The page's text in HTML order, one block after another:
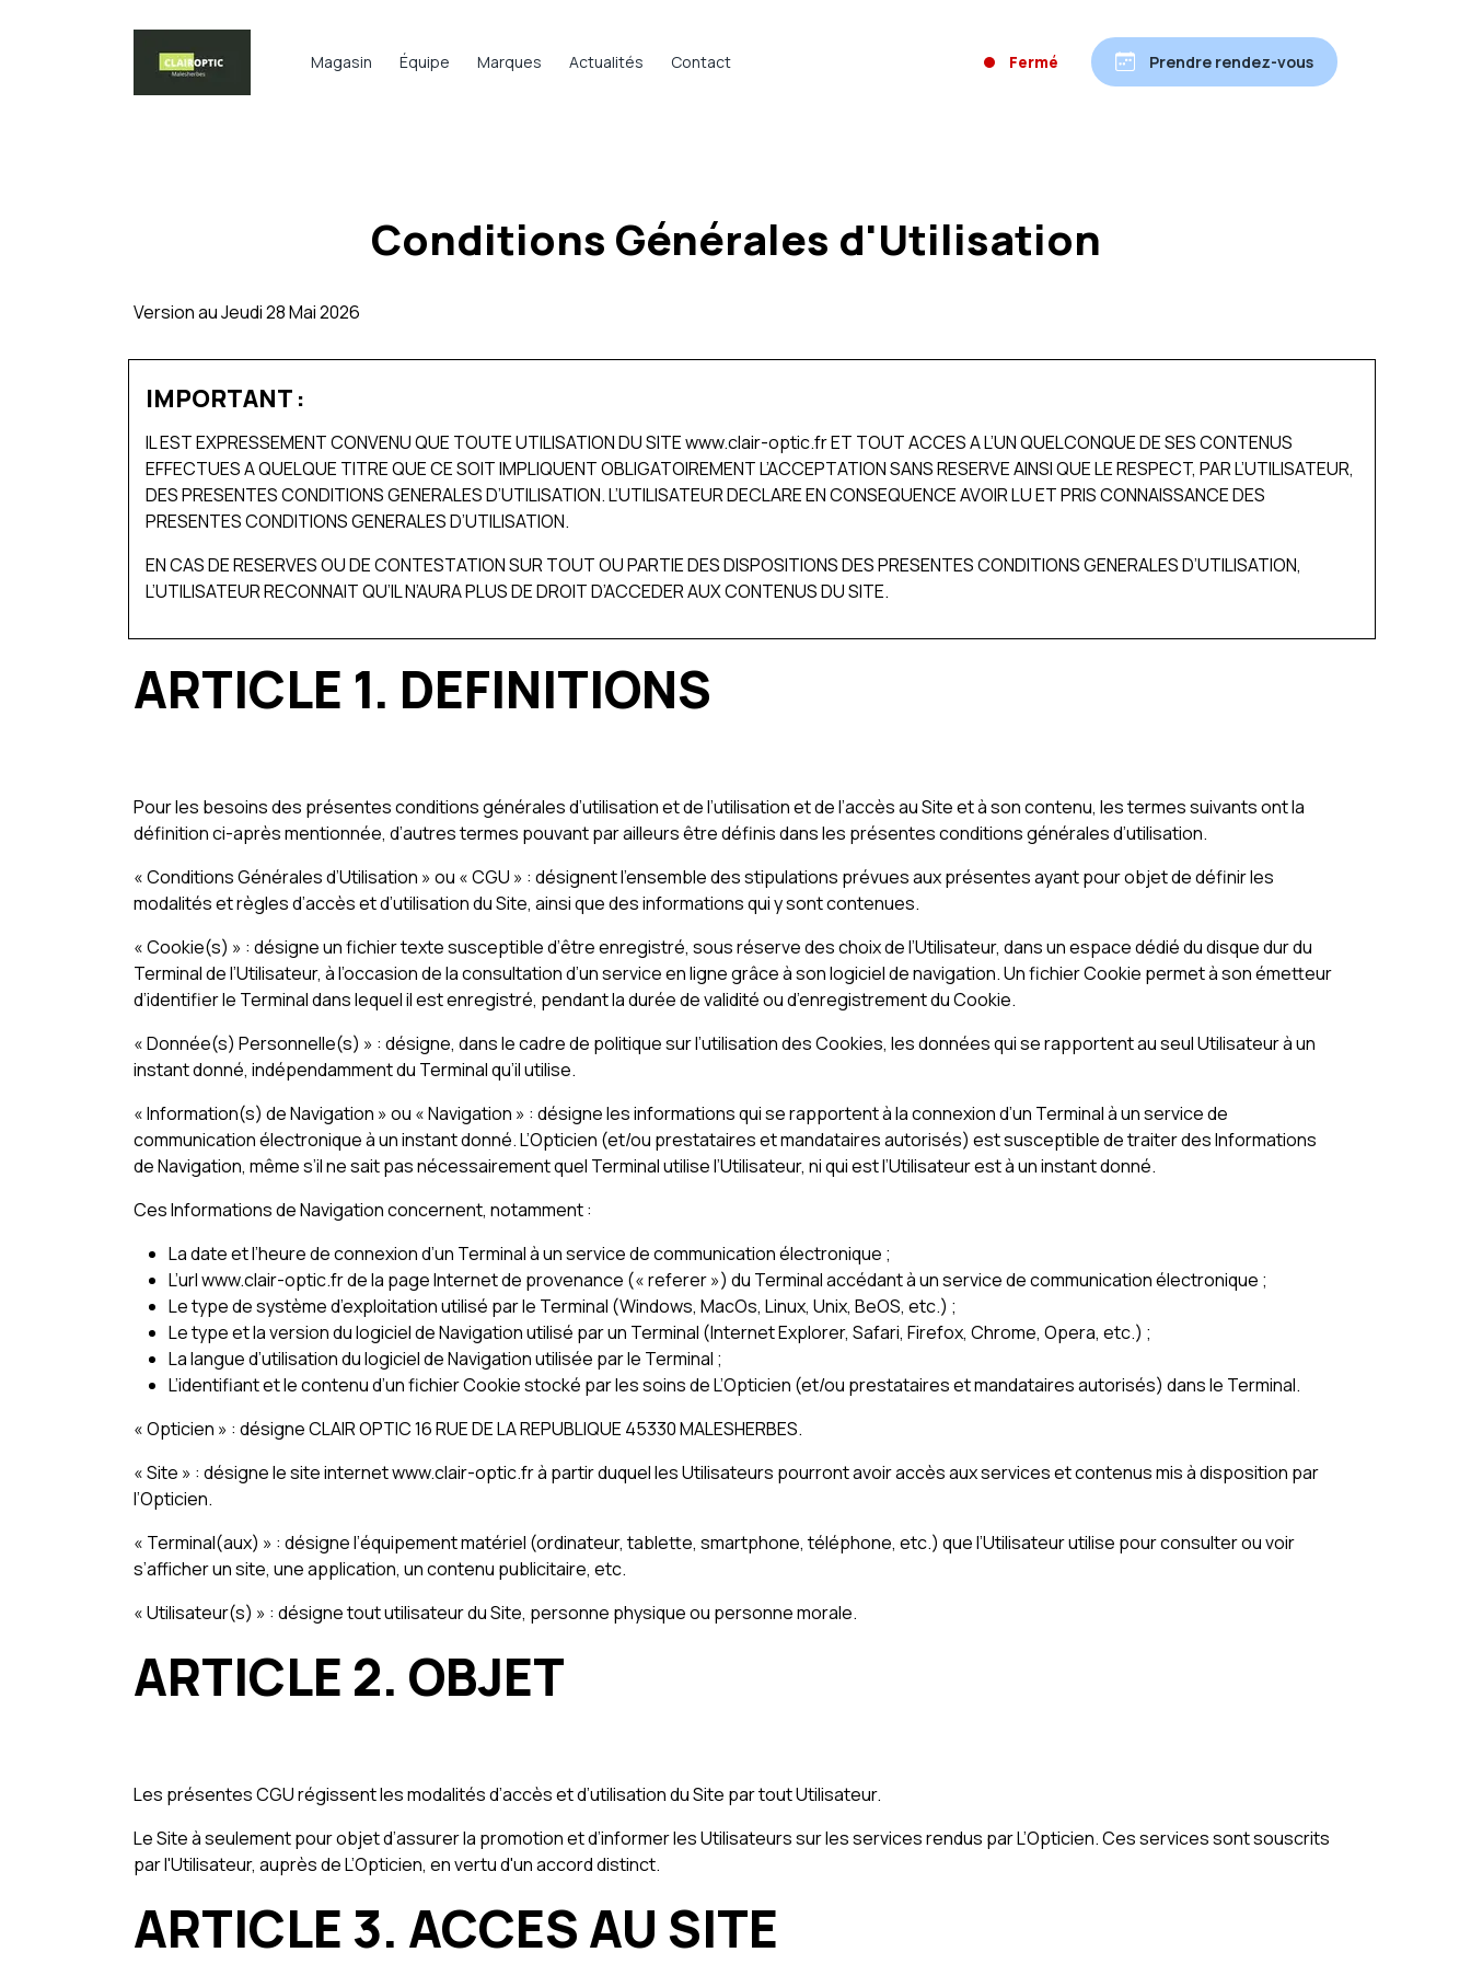
Magasin Équipe Marques Actualités Contact Fermé Prendre rendez-vous
Conditions Générales d'Utilisation
Version au Jeudi 28 Mai 2026
IMPORTANT :
IL EST EXPRESSEMENT CONVENU QUE TOUTE UTILISATION DU SITE www.clair-optic.fr ET TOUT ACCES A L’UN QUELCONQUE DE SES CONTENUS
EFFECTUES A QUELQUE TITRE QUE CE SOIT IMPLIQUENT OBLIGATOIREMENT L’ACCEPTATION SANS RESERVE AINSI QUE LE RESPECT, PAR L’UTILISATEUR,
DES PRESENTES CONDITIONS GENERALES D’UTILISATION. L’UTILISATEUR DECLARE EN CONSEQUENCE AVOIR LU ET PRIS CONNAISSANCE DES
PRESENTES CONDITIONS GENERALES D’UTILISATION.
EN CAS DE RESERVES OU DE CONTESTATION SUR TOUT OU PARTIE DES DISPOSITIONS DES PRESENTES CONDITIONS GENERALES D’UTILISATION,
L’UTILISATEUR RECONNAIT QU’IL N’AURA PLUS DE DROIT D’ACCEDER AUX CONTENUS DU SITE.
ARTICLE 1. DEFINITIONS
Pour les besoins des présentes conditions générales d’utilisation et de l’utilisation et de l’accès au Site et à son contenu, les termes suivants ont la
définition ci-après mentionnée, d’autres termes pouvant par ailleurs être définis dans les présentes conditions générales d’utilisation.
« Conditions Générales d’Utilisation » ou « CGU » : désignent l’ensemble des stipulations prévues aux présentes ayant pour objet de définir les
modalités et règles d’accès et d’utilisation du Site, ainsi que des informations qui y sont contenues.
« Cookie(s) » : désigne un fichier texte susceptible d’être enregistré, sous réserve des choix de l’Utilisateur, dans un espace dédié du disque dur du
Terminal de l’Utilisateur, à l’occasion de la consultation d’un service en ligne grâce à son logiciel de navigation. Un fichier Cookie permet à son émetteur
d’identifier le Terminal dans lequel il est enregistré, pendant la durée de validité ou d’enregistrement du Cookie.
« Donnée(s) Personnelle(s) » : désigne, dans le cadre de politique sur l’utilisation des Cookies, les données qui se rapportent au seul Utilisateur à un
instant donné, indépendamment du Terminal qu’il utilise.
« Information(s) de Navigation » ou « Navigation » : désigne les informations qui se rapportent à la connexion d’un Terminal à un service de
communication électronique à un instant donné. L’Opticien (et/ou prestataires et mandataires autorisés) est susceptible de traiter des Informations
de Navigation, même s’il ne sait pas nécessairement quel Terminal utilise l’Utilisateur, ni qui est l’Utilisateur est à un instant donné.
Ces Informations de Navigation concernent, notamment :
La date et l’heure de connexion d’un Terminal à un service de communication électronique ;
L’url www.clair-optic.fr de la page Internet de provenance (« referer ») du Terminal accédant à un service de communication électronique ;
Le type de système d’exploitation utilisé par le Terminal (Windows, MacOs, Linux, Unix, BeOS, etc.) ;
Le type et la version du logiciel de Navigation utilisé par un Terminal (Internet Explorer, Safari, Firefox, Chrome, Opera, etc.) ;
La langue d’utilisation du logiciel de Navigation utilisée par le Terminal ;
L’identifiant et le contenu d’un fichier Cookie stocké par les soins de L’Opticien (et/ou prestataires et mandataires autorisés) dans le Terminal.
« Opticien » : désigne CLAIR OPTIC 16 RUE DE LA REPUBLIQUE 45330 MALESHERBES.
« Site » : désigne le site internet www.clair-optic.fr à partir duquel les Utilisateurs pourront avoir accès aux services et contenus mis à disposition par
l’Opticien.
« Terminal(aux) » : désigne l’équipement matériel (ordinateur, tablette, smartphone, téléphone, etc.) que l’Utilisateur utilise pour consulter ou voir
s’afficher un site, une application, un contenu publicitaire, etc.
« Utilisateur(s) » : désigne tout utilisateur du Site, personne physique ou personne morale.
ARTICLE 2. OBJET
Les présentes CGU régissent les modalités d’accès et d’utilisation du Site par tout Utilisateur.
Le Site à seulement pour objet d’assurer la promotion et d’informer les Utilisateurs sur les services rendus par L’Opticien. Ces services sont souscrits
par l'Utilisateur, auprès de L’Opticien, en vertu d'un accord distinct.
ARTICLE 3. ACCES AU SITE